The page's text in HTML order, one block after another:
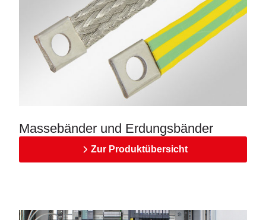
Massebänder und Erdungsbänder
Zur Produktübersicht